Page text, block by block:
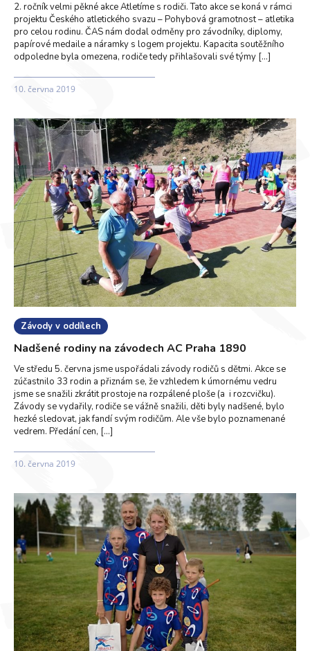
2. ročník velmi pěkné akce Atletíme s rodiči. Tato akce se koná v rámci
projektu Českého atletického svazu – Pohybová gramotnost – atletika
pro celou rodinu. ČAS nám dodal odměny pro závodníky, diplomy,
papírové medaile a náramky s logem projektu. Kapacita soutěžního
odpoledne byla omezena, rodiče tedy přihlašovali své týmy […]
10. června 2019
Závody v oddílech
Nadšené rodiny na závodech AC Praha 1890
Ve středu 5. června jsme uspořádali závody rodičů s dětmi. Akce se
zúčastnilo 33 rodin a přiznám se, že vzhledem k úmornému vedru
jsme se snažili zkrátit prostoje na rozpálené ploše (a i rozcvičku).
Závody se vydařily, rodiče se vážně snažili, děti byly nadšené, bylo
hezké sledovat, jak fandí svým rodičům. Ale vše bylo poznamenané
vedrem. Předání cen, […]
10. června 2019